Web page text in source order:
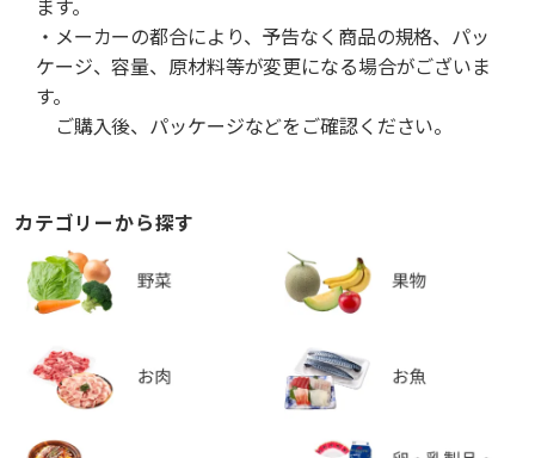
ます。
・メーカーの都合により、予告なく商品の規格、パッ
ケージ、容量、原材料等が変更になる場合がございま
す。
ご購入後、パッケージなどをご確認ください。
カテゴリーから探す